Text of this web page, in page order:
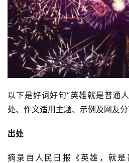
以下是好词好句“英雄就是普通
处、作文适用主题、示例及网友分
出处
摘录自人民日报《英雄，就